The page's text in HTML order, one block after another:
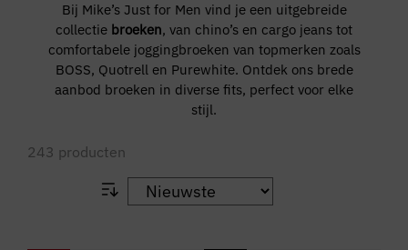
Bij Mike’s Just for Men vind je een uitgebreide
collectie broeken, van chino’s en cargo jeans tot
comfortabele joggingbroeken van topmerken zoals
BOSS, Quotrell en Purewhite. Ontdek ons brede
aanbod broeken in diverse fits, perfect voor elke
stijl.
243 producten